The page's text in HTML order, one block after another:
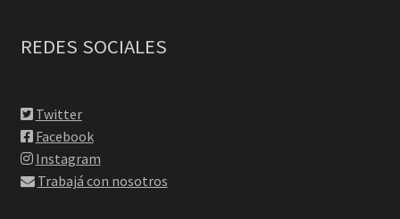
REDES SOCIALES
Twitter
Facebook
Instagram
Trabajá con nosotros